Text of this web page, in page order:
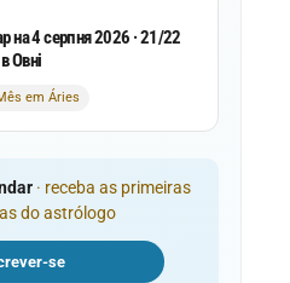
на 4 серпня 2026 · 21/22
Овні
em Áries
· receba as primeiras
do astrólogo
se